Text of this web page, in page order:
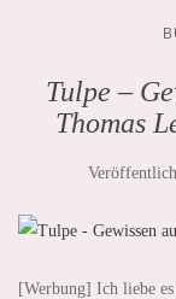
Tulpe –
Thomas
[Werbung] Ich liebe